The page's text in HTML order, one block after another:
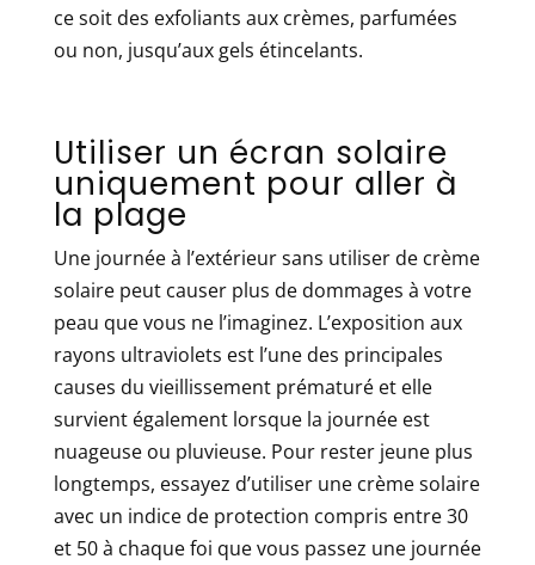
ce soit des exfoliants aux crèmes, parfumées
ou non, jusqu’aux gels étincelants.
Utiliser un écran solaire
uniquement pour aller à
la plage
Une journée à l’extérieur sans utiliser de crème
solaire peut causer plus de dommages à votre
peau que vous ne l’imaginez. L’exposition aux
rayons ultraviolets est l’une des principales
causes du vieillissement prématuré et elle
survient également lorsque la journée est
nuageuse ou pluvieuse. Pour rester jeune plus
longtemps, essayez d’utiliser une crème solaire
avec un indice de protection compris entre 30
et 50 à chaque foi que vous passez une journée